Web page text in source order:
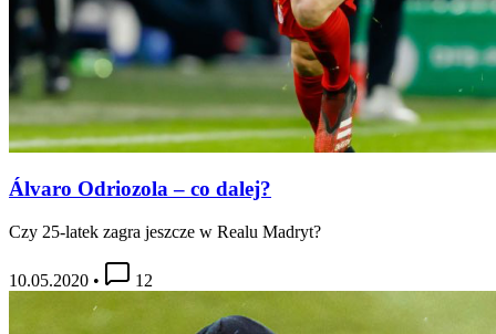
Álvaro Odriozola – co dalej?
Czy 25-latek zagra jeszcze w Realu Madryt?
10.05.2020 • 12